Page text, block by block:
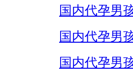
国内代孕男
国内代孕男
国内代孕男